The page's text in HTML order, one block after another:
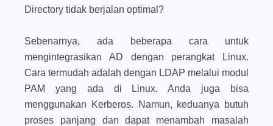
Directory tidak berjalan optimal?
Sebenarnya, ada beberapa cara untuk
mengintegrasikan AD dengan perangkat Linux.
Cara termudah adalah dengan LDAP melalui modul
PAM yang ada di Linux. Anda juga bisa
menggunakan Kerberos. Namun, keduanya butuh
proses panjang dan dapat menambah masalah